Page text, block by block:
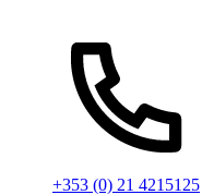
+353 (0) 21 4215125